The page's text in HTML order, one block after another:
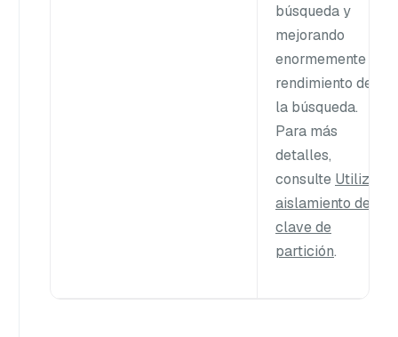
búsqueda y
mejorando
enormemente el
rendimiento de
la búsqueda.
Para más
detalles,
consulte Utilizar
aislamiento de
clave de
partición.